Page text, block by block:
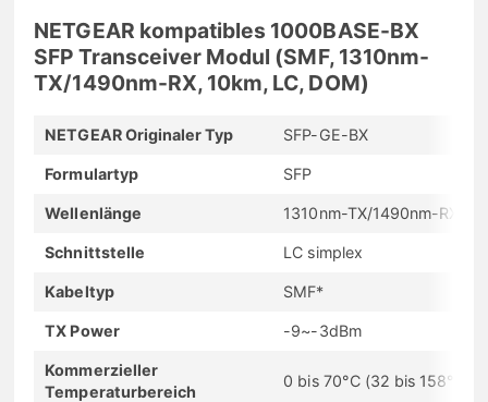
NETGEAR kompatibles 1000BASE-BX
SFP Transceiver Modul (SMF, 1310nm-
TX/1490nm-RX, 10km, LC, DOM)
NETGEAR Originaler Typ SFP-GE-BX
Formulartyp SFP
Wellenlänge 1310nm-TX/1490nm-RX
Schnittstelle LC simplex
Kabeltyp SMF*
TX Power -9~-3dBm
Kommerzieller
Temperaturbereich
0 bis 70°C (32 bis 158°F)